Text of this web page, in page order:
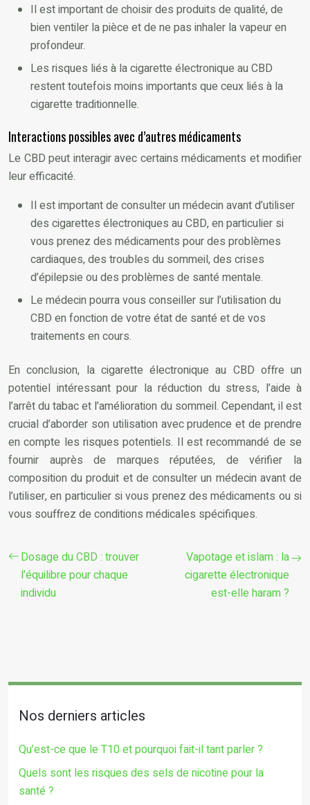
Il est important de choisir des produits de qualité, de
bien ventiler la pièce et de ne pas inhaler la vapeur en
profondeur.
Les risques liés à la cigarette électronique au CBD
restent toutefois moins importants que ceux liés à la
cigarette traditionnelle.
Interactions possibles avec d’autres médicaments
Le CBD peut interagir avec certains médicaments et modifier
leur efficacité.
Il est important de consulter un médecin avant d’utiliser
des cigarettes électroniques au CBD, en particulier si
vous prenez des médicaments pour des problèmes
cardiaques, des troubles du sommeil, des crises
d’épilepsie ou des problèmes de santé mentale.
Le médecin pourra vous conseiller sur l’utilisation du
CBD en fonction de votre état de santé et de vos
traitements en cours.
En conclusion, la cigarette électronique au CBD offre un
potentiel intéressant pour la réduction du stress, l’aide à
l’arrêt du tabac et l’amélioration du sommeil. Cependant, il est
crucial d’aborder son utilisation avec prudence et de prendre
en compte les risques potentiels. Il est recommandé de se
fournir auprès de marques réputées, de vérifier la
composition du produit et de consulter un médecin avant de
l’utiliser, en particulier si vous prenez des médicaments ou si
vous souffrez de conditions médicales spécifiques.
Dosage du CBD : trouver
l’équilibre pour chaque
individu
Vapotage et islam : la
cigarette électronique
est-elle haram ?
Nos derniers articles
Qu’est-ce que le T10 et pourquoi fait-il tant parler ?
Quels sont les risques des sels de nicotine pour la
santé ?